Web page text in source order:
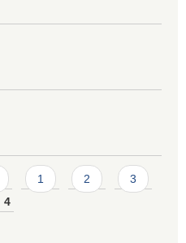
1 2
3
4